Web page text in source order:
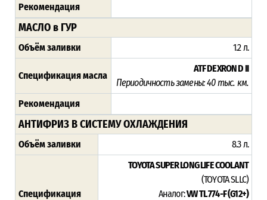
Рекомендация
МАСЛО в ГУР
Объём заливки 1.2 л.
Спецификация масла
ATF DEXRON D II
Периодичность замены: 40 тыс. км.
Рекомендация
АНТИФРИЗ В СИСТЕМУ ОХЛАЖДЕНИЯ
Объём заливки 8.3 л.
Спецификация
TOYOTA SUPER LONG LIFE COOLANT
(TOYOTA SLLC)
Аналог:VW TL 774-F (G12+)